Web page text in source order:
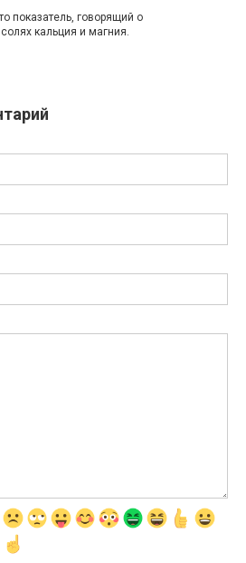
показатель, говорящий о
кальция и магния.